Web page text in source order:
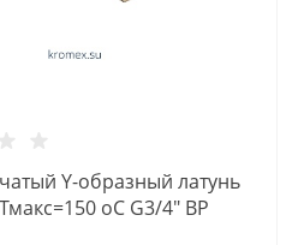
Y-образный латунь
oC G3/4" ВР